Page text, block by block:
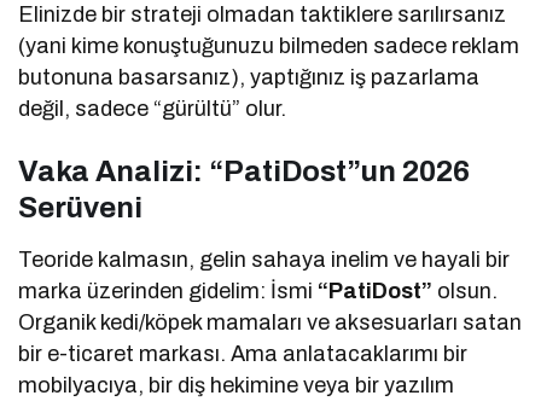
Elinizde bir strateji olmadan taktiklere sarılırsanız
(yani kime konuştuğunuzu bilmeden sadece reklam
butonuna basarsanız), yaptığınız iş pazarlama
değil, sadece “gürültü” olur.
Vaka Analizi: “PatiDost”un 2026
Serüveni
Teoride kalmasın, gelin sahaya inelim ve hayali bir
marka üzerinden gidelim: İsmi “PatiDost” olsun.
Organik kedi/köpek mamaları ve aksesuarları satan
bir e-ticaret markası. Ama anlatacaklarımı bir
mobilyacıya, bir diş hekimine veya bir yazılım